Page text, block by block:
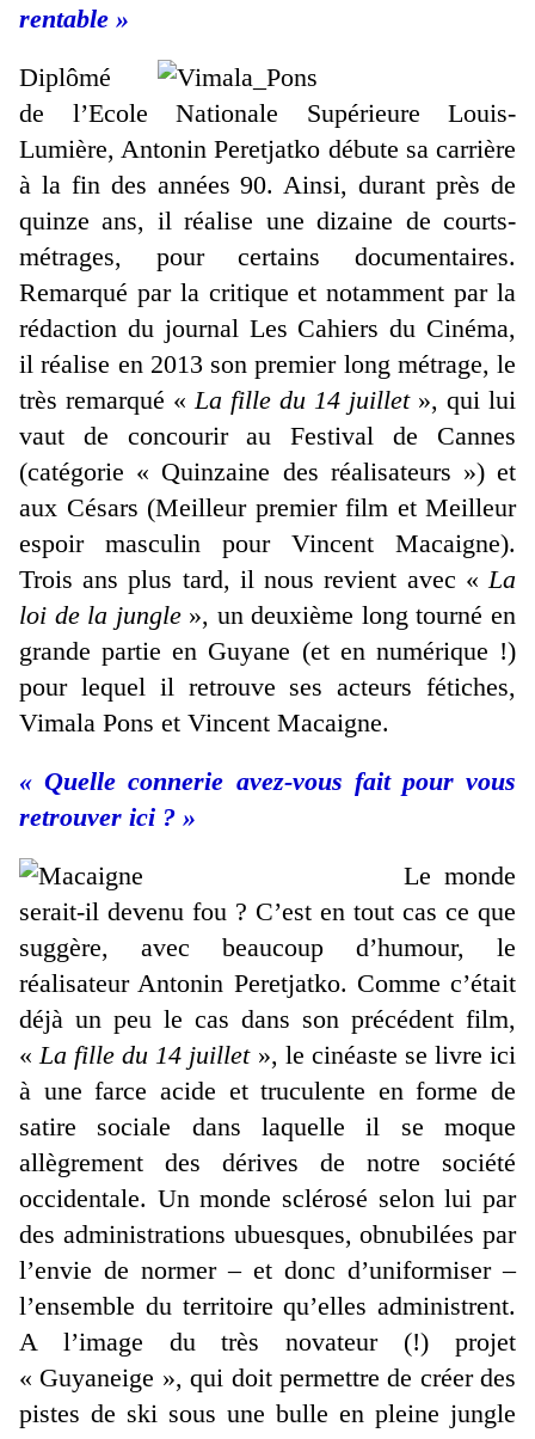
rentable »
Diplômé
de l’Ecole Nationale Supérieure Louis-
Lumière, Antonin Peretjatko débute sa carrière
à la fin des années 90. Ainsi, durant près de
quinze ans, il réalise une dizaine de courts-
métrages, pour certains documentaires.
Remarqué par la critique et notamment par la
rédaction du journal Les Cahiers du Cinéma,
il réalise en 2013 son premier long métrage, le
très remarqué «La fille du 14 juillet», qui lui
vaut de concourir au Festival de Cannes
(catégorie « Quinzaine des réalisateurs ») et
aux Césars (Meilleur premier film et Meilleur
espoir masculin pour Vincent Macaigne).
Trois ans plus tard, il nous revient avec «La
loi de la jungle», un deuxième long tourné en
grande partie en Guyane (et en numérique !)
pour lequel il retrouve ses acteurs fétiches,
Vimala Pons et Vincent Macaigne.
« Quelle connerie avez-vous fait pour vous
retrouver ici ? »
Le monde
serait-il devenu fou ? C’est en tout cas ce que
suggère, avec beaucoup d’humour, le
réalisateur Antonin Peretjatko. Comme c’était
déjà un peu le cas dans son précédent film,
«La fille du 14 juillet», le cinéaste se livre ici
à une farce acide et truculente en forme de
satire sociale dans laquelle il se moque
allègrement des dérives de notre société
occidentale. Un monde sclérosé selon lui par
des administrations ubuesques, obnubilées par
l’envie de normer – et donc d’uniformiser –
l’ensemble du territoire qu’elles administrent.
A l’image du très novateur (!) projet
« Guyaneige », qui doit permettre de créer des
pistes de ski sous une bulle en pleine jungle